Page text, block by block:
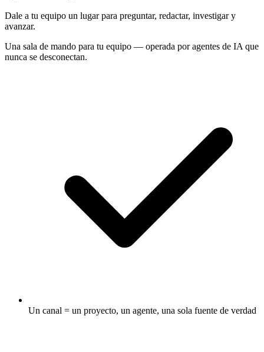
Dale a tu equipo un lugar para preguntar, redactar, investigar y
avanzar.
Una sala de mando para tu equipo — operada por agentes de IA que
nunca se desconectan.
Un canal = un proyecto, un agente, una sola fuente de verdad